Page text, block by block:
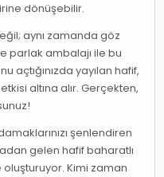
dönüşebilir.
aynı zamanda göz
parlak ambalajı ile bu
açtığınızda yayılan hafif,
altına alır. Gerçekten,
şenlendiren
gelen hafif baharatlı
Kimi zaman